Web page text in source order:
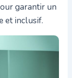
garantir un
et inclusif.